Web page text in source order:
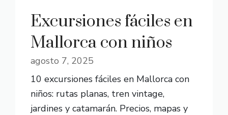
Excursiones fáciles en
Mallorca con niños
agosto 7, 2025
10 excursiones fáciles en Mallorca con
niños: rutas planas, tren vintage,
jardines y catamarán. Precios, mapas y